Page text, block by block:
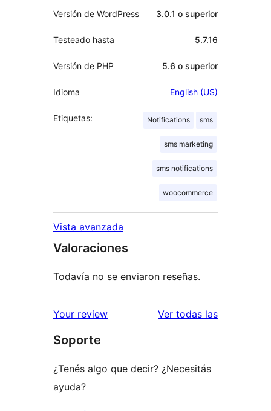
Versión de WordPress 3.0.1 o superior
Testeado hasta 5.7.16
Versión de PHP 5.6 o superior
Idioma English (US)
Etiquetas: Notifications sms
sms marketing
sms notifications
woocommerce
Vista avanzada
Valoraciones
Todavía no se enviaron reseñas.
Your review Ver todas lasreseñas
Soporte
¿Tenés algo que decir? ¿Necesitás
ayuda?